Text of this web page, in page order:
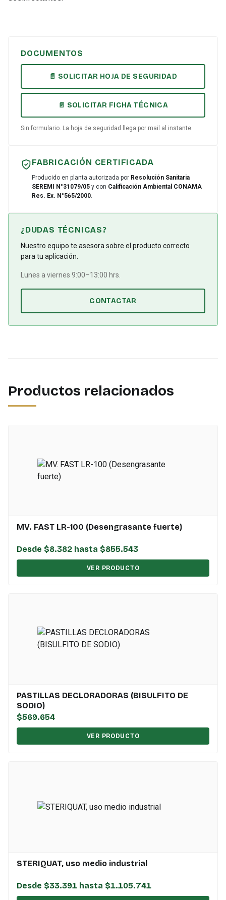
DOCUMENTOS
📄 SOLICITAR HOJA DE SEGURIDAD
📄 SOLICITAR FICHA TÉCNICA
Sin formulario. La hoja de seguridad llega por mail al instante.
FABRICACIÓN CERTIFICADA
Producido en planta autorizada por Resolución Sanitaria
SEREMI N°31079/05 y con Calificación Ambiental CONAMA
Res. Ex. N°565/2000.
¿DUDAS TÉCNICAS?
Nuestro equipo te asesora sobre el producto correcto
para tu aplicación.
Lunes a viernes 9:00–13:00 hrs.
CONTACTAR
Productos relacionados
MV. FAST LR-100 (Desengrasante fuerte)
Desde $8.382 hasta $855.543
VER PRODUCTO
PASTILLAS DECLORADORAS (BISULFITO DE
SODIO)
$569.654
VER PRODUCTO
STERIQUAT, uso medio industrial
Desde $33.391 hasta $1.105.741